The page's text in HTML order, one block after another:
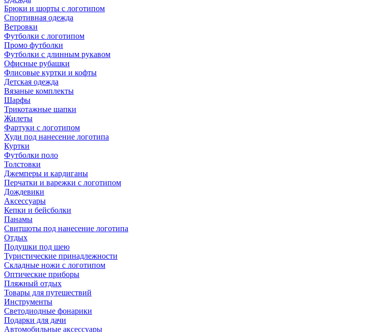
Брюки и шорты с логотипом
Спортивная одежда
Ветровки
Футболки с логотипом
Промо футболки
Футболки с длинным рукавом
Офисные рубашки
Флисовые куртки и кофты
Детская одежда
Вязаные комплекты
Шарфы
Трикотажные шапки
Жилеты
Фартуки с логотипом
Худи под нанесение логотипа
Куртки
Футболки поло
Толстовки
Джемперы и кардиганы
Перчатки и варежки с логотипом
Дождевики
Аксессуары
Кепки и бейсболки
Панамы
Свитшоты под нанесение логотипа
Отдых
Подушки под шею
Туристические принадлежности
Складные ножи с логотипом
Оптические приборы
Пляжный отдых
Товары для путешествий
Инструменты
Светодиодные фонарики
Подарки для дачи
Автомобильные аксессуары